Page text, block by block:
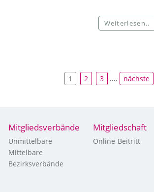
Weiterlesen..
1 2 3 .... nächste
Mitgliedsverbände
Unmittelbare
Mittelbare
Bezirksverbände
Mitgliedschaft
Online-Beitritt